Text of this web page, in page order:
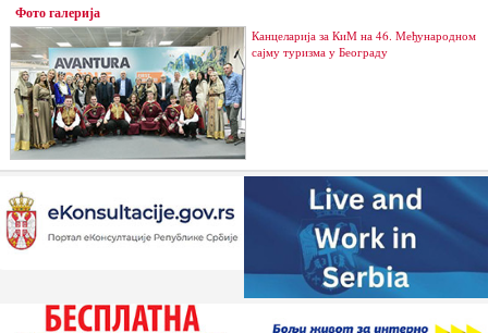
Фото галерија
Канцеларија за КиМ на 46. Међународном
сајму туризма у Београду